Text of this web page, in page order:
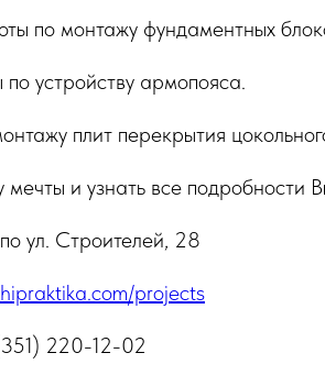
по монтажу фундаментных
устройству армопояса.
плит перекрытия
мечты и узнать все подробности
ул. Строителей, 28
projects
220-12-02